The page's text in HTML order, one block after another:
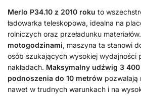
Merlo P34.10 z 2010 roku to
ładowarka teleskopowa, idealna na
rolniczych oraz przeładunku
motogodzinami, maszyna ta stanowi
osób szukających wysokiej wydajności
nakładach. Maksymalny udźwig 3 400
podnoszenia do 10 metrów pozwalają
nawet w trudnych warunkach i na